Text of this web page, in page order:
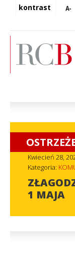
kontrast
Kwiecień 28,
Kategoria:
1 MAJA